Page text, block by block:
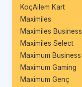
KoçAilem Kart
Maximiles
Maximiles Business
Maximiles Select
Maximum Business
Maximum Gaming
Maximum Genç